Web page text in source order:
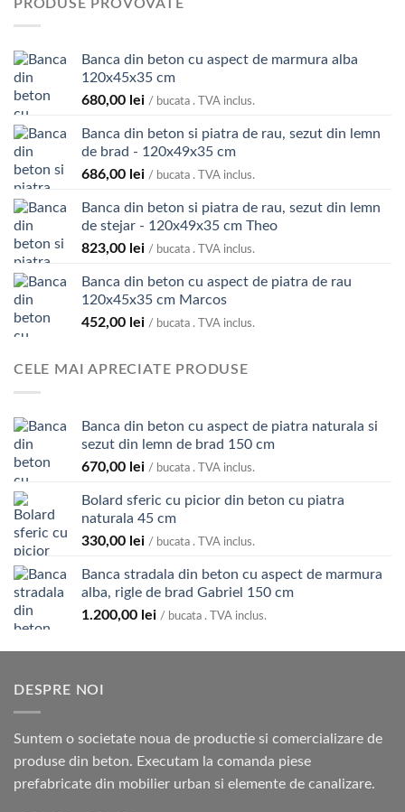
PRODUSE PROVOVATE
Banca din beton cu aspect de marmura alba
120x45x35 cm
680,00 lei / bucata . TVA inclus.
Banca din beton si piatra de rau, sezut din lemn
de brad - 120x49x35 cm
686,00 lei / bucata . TVA inclus.
Banca din beton si piatra de rau, sezut din lemn
de stejar - 120x49x35 cm Theo
823,00 lei / bucata . TVA inclus.
Banca din beton cu aspect de piatra de rau
120x45x35 cm Marcos
452,00 lei / bucata . TVA inclus.
CELE MAI APRECIATE PRODUSE
Banca din beton cu aspect de piatra naturala si
sezut din lemn de brad 150 cm
670,00 lei / bucata . TVA inclus.
Bolard sferic cu picior din beton cu piatra
naturala 45 cm
330,00 lei / bucata . TVA inclus.
Banca stradala din beton cu aspect de marmura
alba, rigle de brad Gabriel 150 cm
1.200,00 lei / bucata . TVA inclus.
DESPRE NOI
Suntem o societate noua de productie si comercializare de
produse din beton. Executam la comanda piese
prefabricate din mobilier urban si elemente de canalizare.